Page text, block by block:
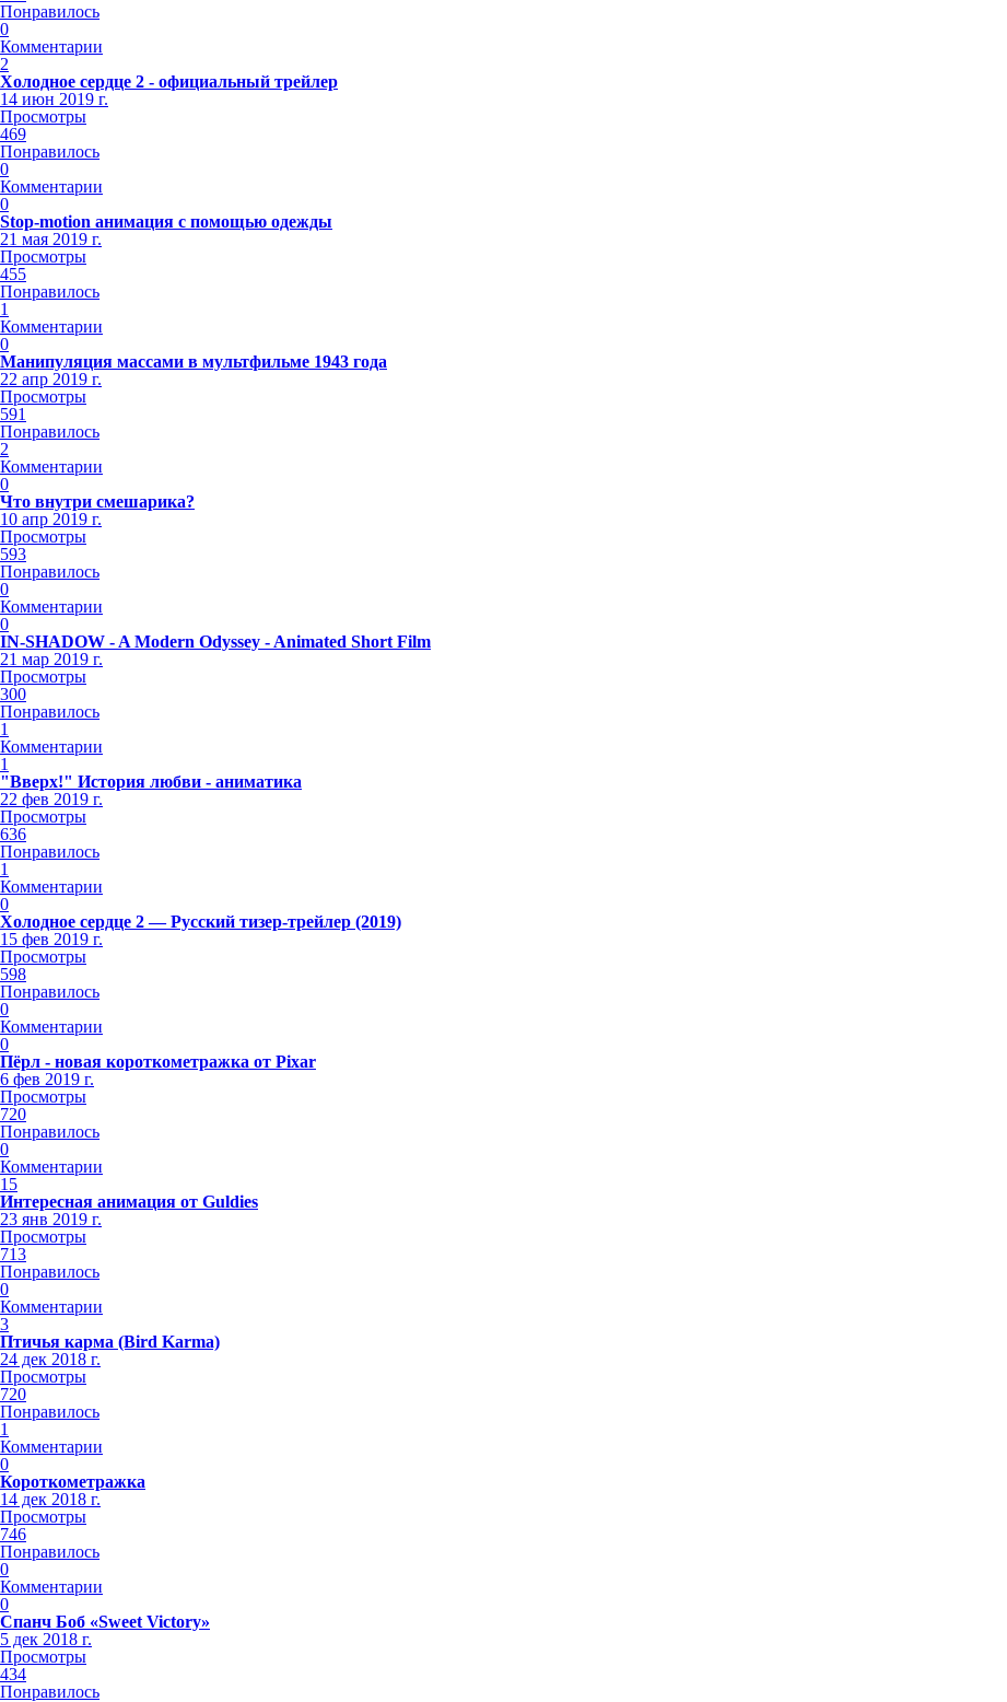
Понравилось
0
Комментарии
2
Холодное сердце 2 - официальный трейлер
14 июн 2019 г.
Просмотры
469
Понравилось
0
Комментарии
0
Stop-motion анимация с помощью одежды
21 мая 2019 г.
Просмотры
455
Понравилось
1
Комментарии
0
Манипуляция массами в мультфильме 1943 года
22 апр 2019 г.
Просмотры
591
Понравилось
2
Комментарии
0
Что внутри смешарика?
10 апр 2019 г.
Просмотры
593
Понравилось
0
Комментарии
0
IN-SHADOW - A Modern Odyssey - Animated Short Film
21 мар 2019 г.
Просмотры
300
Понравилось
1
Комментарии
1
"Вверх!" История любви - аниматика
22 фев 2019 г.
Просмотры
636
Понравилось
1
Комментарии
0
Холодное сердце 2 — Русский тизер-трейлер (2019)
15 фев 2019 г.
Просмотры
598
Понравилось
0
Комментарии
0
Пёрл - новая короткометражка от Pixar
6 фев 2019 г.
Просмотры
720
Понравилось
0
Комментарии
15
Интересная анимация от Guldies
23 янв 2019 г.
Просмотры
713
Понравилось
0
Комментарии
3
Птичья карма (Bird Karma)
24 дек 2018 г.
Просмотры
720
Понравилось
1
Комментарии
0
Короткометражка
14 дек 2018 г.
Просмотры
746
Понравилось
0
Комментарии
0
Спанч Боб «Sweet Victory»
5 дек 2018 г.
Просмотры
434
Понравилось